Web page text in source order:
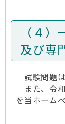
（４
及び専
試験問題
また、令
を当ホーム